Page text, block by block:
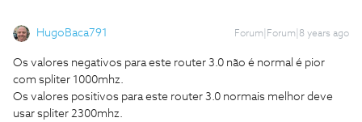
HugoBaca791 Forum|Forum|8 years ago
Os valores negativos para este router 3.0 não é normal é pior
com spliter 1000mhz.
Os valores positivos para este router 3.0 normais melhor deve
usar spliter 2300mhz.